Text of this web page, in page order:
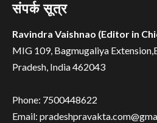
संपर्क सूत्र
Ravindra Vaishnao (Editor in
MIG 109, Bagmugaliya
Pradesh, India 462043
Phone: 7500448622
Email: